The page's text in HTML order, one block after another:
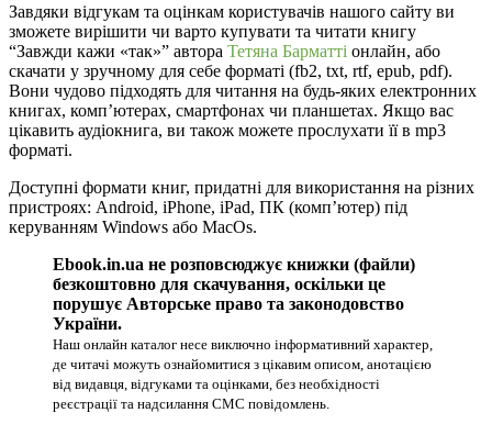
Завдяки відгукам та оцінкам користувачів нашого сайту ви
зможете вирішити чи варто купувати та читати книгу
“Завжди кажи «так»” автора Тетяна Барматті онлайн, або
скачати у зручному для себе форматі (fb2, txt, rtf, epub, pdf).
Вони чудово підходять для читання на будь-яких електронних
книгах, комп’ютерах, смартфонах чи планшетах. Якщо вас
цікавить аудіокнига, ви також можете прослухати її в mp3
форматі.
Доступні формати книг, придатні для використання на різних
пристроях: Android, iPhone, iPad, ПК (комп’ютер) під
керуванням Windows або MacOs.
Ebook.in.ua не розповсюджує книжки (файли)
безкоштовно для скачування, оскільки це
порушує Авторське право та законодовство
України.
Наш онлайн каталог несе виключно інформативний характер,
де читачі можуть ознайомитися з цікавим описом, анотацією
від видавця, відгуками та оцінками, без необхідності
реєстрації та надсилання СМС повідомлень.